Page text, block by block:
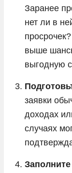
Заранее
нет ли в
выше
выгодную
заявки
доходах
случаях